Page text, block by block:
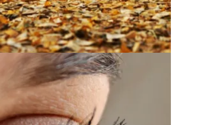
乾燥対策にプラスアルファー！
2018.11.28